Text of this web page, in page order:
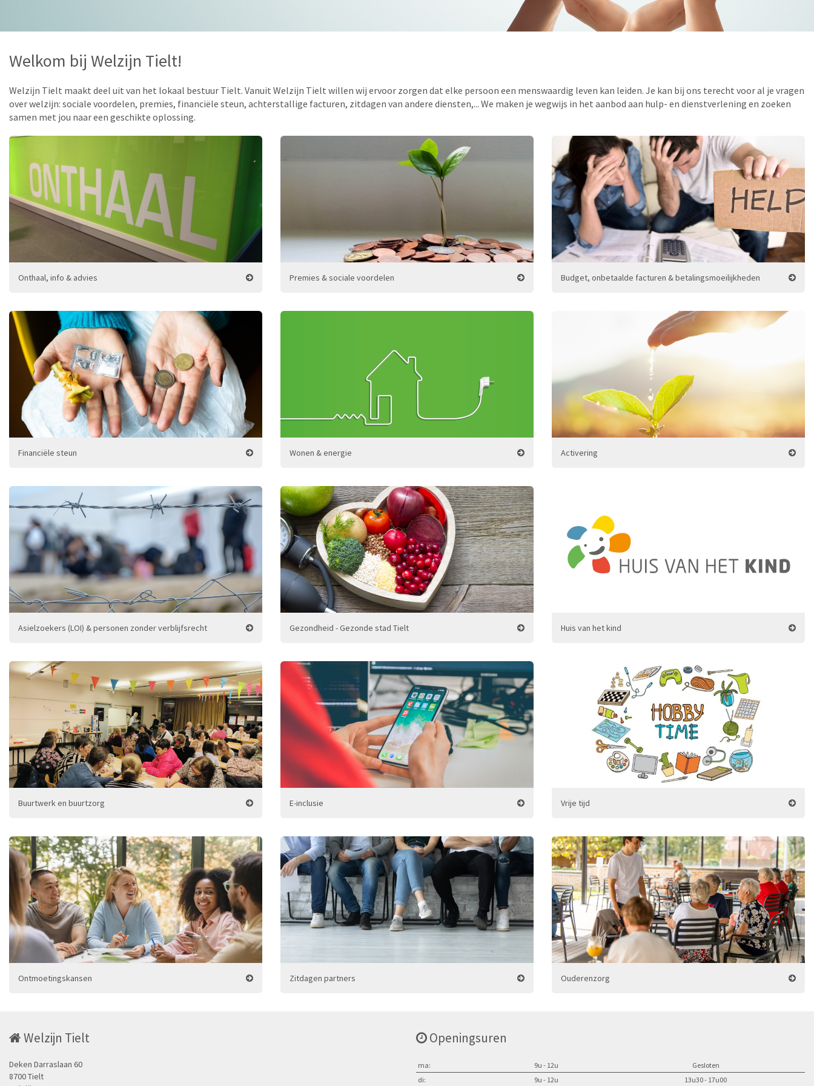
Welkom bij Welzijn Tielt!
Welzijn Tielt maakt deel uit van het lokaal bestuur Tielt. Vanuit Welzijn Tielt willen wij ervoor zorgen dat elke persoon een menswaardig leven kan leiden. Je kan bij ons terecht voor al je vragen
over welzijn: sociale voordelen, premies, financiële steun, achterstallige facturen, zitdagen van andere diensten,... We maken je wegwijs in het aanbod aan hulp- en dienstverlening en zoeken
samen met jou naar een geschikte oplossing.
Onthaal, info & advies Premies & sociale voordelen Budget, onbetaalde facturen & betalingsmoeilijkheden
Financiële steun Wonen & energie Activering
Asielzoekers (LOI) & personen zonder verblijfsrecht Gezondheid - Gezonde stad Tielt Huis van het kind
Buurtwerk en buurtzorg E-inclusie Vrije tijd
Ontmoetingskansen Zitdagen partners Ouderenzorg
Welzijn Tielt
Deken Darraslaan 60
8700 Tielt
Openingsuren
ma: 9u - 12u
Gesloten
di:
9u - 12u 13u30 - 17u00